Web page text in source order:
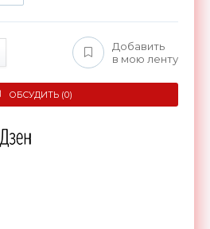
Добавить
в мою ленту
ОБСУДИТЬ (0)